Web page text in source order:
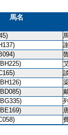
馬名